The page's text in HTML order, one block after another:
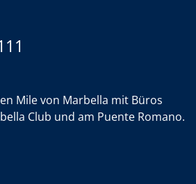
Mile von Marbella mit Büros
Club und am Puente Romano.